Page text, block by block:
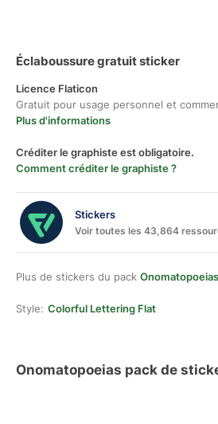
Éclaboussure gratuit sticker
Licence Flaticon
Gratuit pour usage personnel et
Plus d'informations
Créditer le graphiste est obligatoire.
Comment créditer le graphiste ?
Stickers
Voir toutes les 43,864
Plus de stickers du pack Onomatopoeias
Style: Colorful Lettering Flat
Onomatopoeias pack de